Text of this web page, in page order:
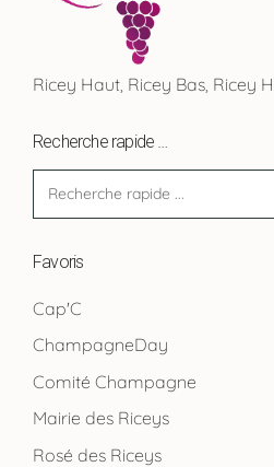
Ricey Haut, Ricey Bas, Ricey
Recherche rapide …
Favoris
Cap'C
ChampagneDay
Comité Champagne
Mairie des Riceys
Rosé des Riceys